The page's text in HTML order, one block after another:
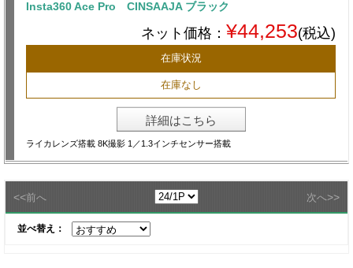
Insta360 Ace Pro CINSAAJA ブラック
ネット価格： ¥44,253(税込)
在庫状況
在庫なし
詳細はこちら
ライカレンズ搭載 8K撮影 1／1.3インチセンサー搭載
<<前へ 次へ>>
並べ替え：